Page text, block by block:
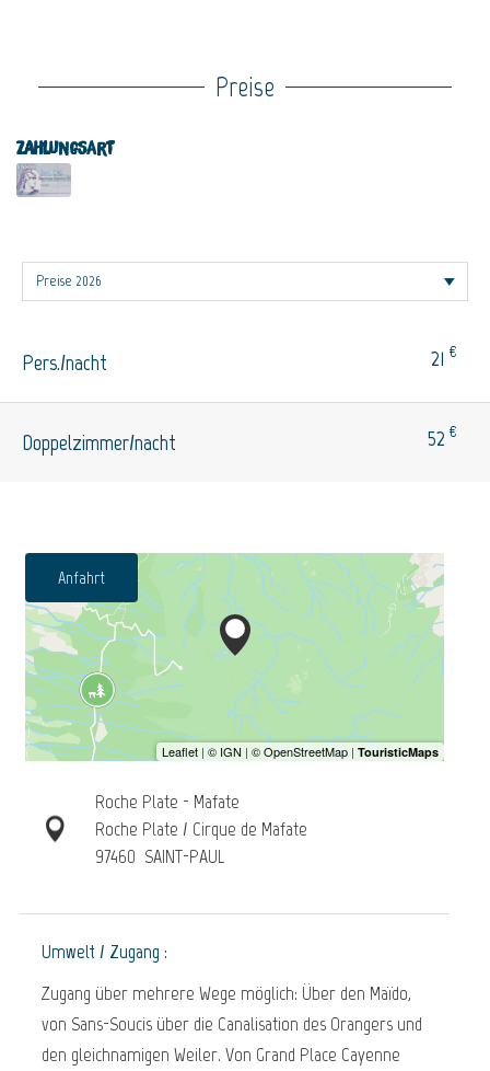
Preise
Zahlungsart
Pers./nacht 21 €
Doppelzimmer/nacht 52 €
Anfahrt
Roche Plate - Mafate
Roche Plate / Cirque de Mafate
97460 SAINT-PAUL
Umwelt / Zugang :
Zugang über mehrere Wege möglich: Über den Maïdo,
von Sans-Soucis über die Canalisation des Orangers und
den gleichnamigen Weiler. Von Grand Place Cayenne